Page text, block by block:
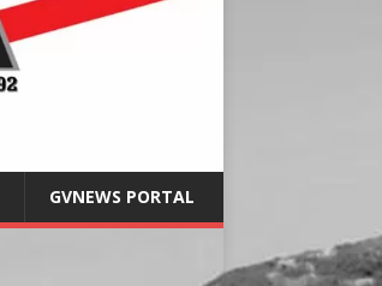
GVNEWS PORTAL